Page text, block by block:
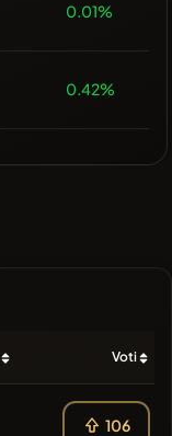
0.01%
0.42%
Voti
106